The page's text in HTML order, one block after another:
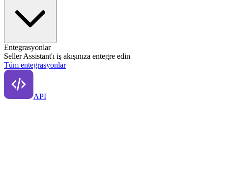
Entegrasyonlar
Seller Assistant'ı iş akışınıza entegre edin
Tüm entegrasyonlar
API